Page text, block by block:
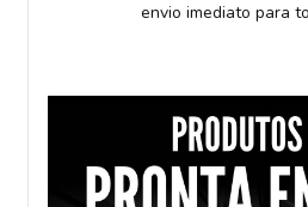
envio imediato para